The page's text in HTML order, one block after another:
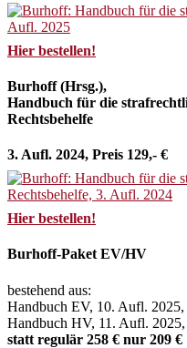
Hier bestellen!
Burhoff (Hrsg.),
Handbuch für die
Rechtsbehelfe
3. Aufl. 2024, Preis 129,- €
Hier bestellen!
Burhoff-Paket EV/HV
bestehend aus:
Handbuch EV, 10. Aufl. 2025,
Handbuch HV, 11. Aufl. 2025,
statt regulär 258 € nur 209 €